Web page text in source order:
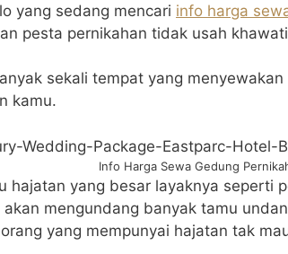
e
gr
a
m
ai e ar
yang sedang mencari info harga
pesta pernikahan tidak usah
sekali tempat yang
kamu.
Info Harga Sewa Gedung
hajatan yang besar layaknya seperti
mengundang banyak tamu
yang mempunyai hajatan tak